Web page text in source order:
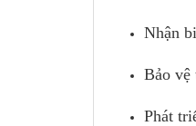
Nhận
Bảo vệ
Phát